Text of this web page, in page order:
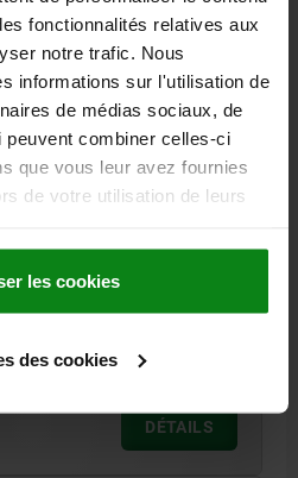
fonctionnalités relatives aux
notre trafic. Nous
informations sur l'utilisation de
de médias sociaux, de
peuvent combiner celles-ci
que vous leur avez fournies
de votre utilisation de leurs
les cookies
des cookies
À DIN6336 D=M12,
HAUTEUR=40
PROFONDEUR DE FILETAGE=22
DÉTAILS